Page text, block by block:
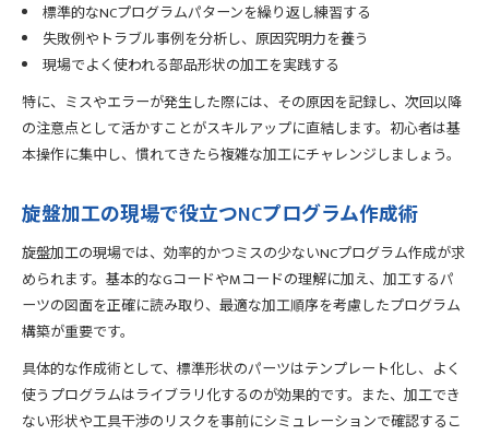
標準的なNCプログラムパターンを繰り返し練習する
失敗例やトラブル事例を分析し、原因究明力を養う
現場でよく使われる部品形状の加工を実践する
特に、ミスやエラーが発生した際には、その原因を記録し、次回以降
の注意点として活かすことがスキルアップに直結します。初心者は基
本操作に集中し、慣れてきたら複雑な加工にチャレンジしましょう。
旋盤加工の現場で役立つNCプログラム作成術
旋盤加工の現場では、効率的かつミスの少ないNCプログラム作成が求
められます。基本的なGコードやMコードの理解に加え、加工するパ
ーツの図面を正確に読み取り、最適な加工順序を考慮したプログラム
構築が重要です。
具体的な作成術として、標準形状のパーツはテンプレート化し、よく
使うプログラムはライブラリ化するのが効果的です。また、加工でき
ない形状や工具干渉のリスクを事前にシミュレーションで確認するこ